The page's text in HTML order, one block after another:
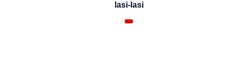
lasi-lasi